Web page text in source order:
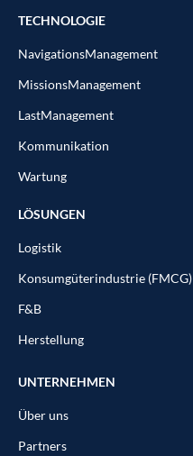
TECHNOLOGIE
NavigationsManagement
MissionsManagement
LastManagement
Kommunikation
Wartung
LÖSUNGEN
Logistik
Konsumgüterindustrie (FMCG)
F&B
Herstellung
UNTERNEHMEN
Über uns
Partners